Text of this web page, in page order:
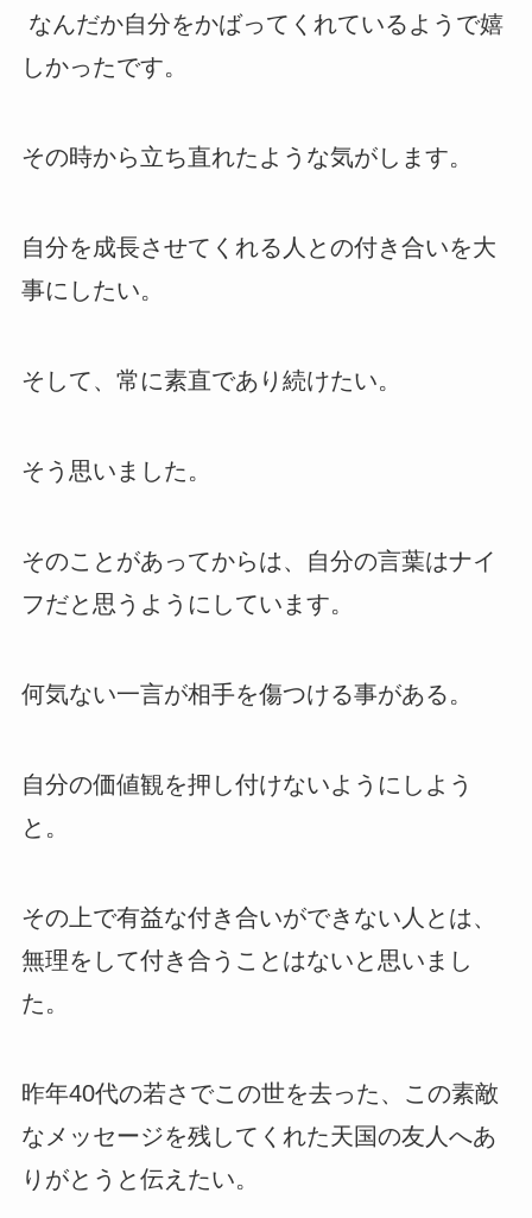
なんだか自分をかばってくれているようで嬉
しかったです。
その時から立ち直れたような気がします。
自分を成長させてくれる人との付き合いを大
事にしたい。
そして、常に素直であり続けたい。
そう思いました。
そのことがあってからは、自分の言葉はナイ
フだと思うようにしています。
何気ない一言が相手を傷つける事がある。
自分の価値観を押し付けないようにしよう
と。
その上で有益な付き合いができない人とは、
無理をして付き合うことはないと思いまし
た。
昨年40代の若さでこの世を去った、この素敵
なメッセージを残してくれた天国の友人へあ
りがとうと伝えたい。